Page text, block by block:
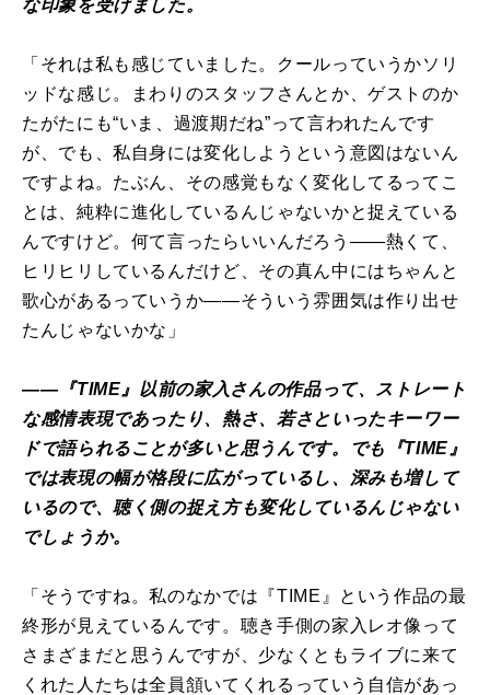
な印象を受けました。
「それは私も感じていました。クールっていうかソリ
ッドな感じ。まわりのスタッフさんとか、ゲストのか
たがたにも“いま、過渡期だね”って言われたんです
が、でも、私自身には変化しようという意図はないん
ですよね。たぶん、その感覚もなく変化してるってこ
とは、純粋に進化しているんじゃないかと捉えている
んですけど。何て言ったらいいんだろう――熱くて、
ヒリヒリしているんだけど、その真ん中にはちゃんと
歌心があるっていうか――そういう雰囲気は作り出せ
たんじゃないかな」
――『TIME』以前の家入さんの作品って、ストレート
な感情表現であったり、熱さ、若さといったキーワー
ドで語られることが多いと思うんです。でも『TIME』
では表現の幅が格段に広がっているし、深みも増して
いるので、聴く側の捉え方も変化しているんじゃない
でしょうか。
「そうですね。私のなかでは『TIME』という作品の最
終形が見えているんです。聴き手側の家入レオ像って
さまざまだと思うんですが、少なくともライブに来て
くれた人たちは全員頷いてくれるっていう自信があっ